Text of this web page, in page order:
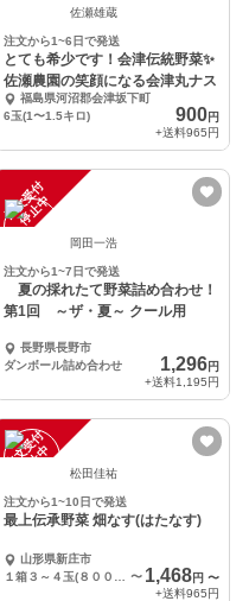
佐瀬雄蔵
注文から1~6日で発送
とても希少です！会津伝統野菜✨
佐瀬農園の笑顔になる会津丸ナス
福島県河沼郡会津坂下町
6玉(1〜1.5キロ)
900円
+送料965円
注
文
受
付
停
止
中
岡田一浩
注文から1~7日で発送
夏の採れたて野菜詰め合わせ！
第1回 ～ザ・夏～ クール用
長野県長野市
ダンボール詰め合わせ
1,296円
+送料1,195円
注
文
受
付
停
止
中 松田佳祐
注文から1~10日で発送
最上伝承野菜 畑なす(はたなす)
山形県新庄市
〜 1,468円 〜
+送料965円